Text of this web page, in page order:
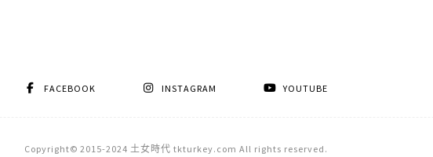
FACEBOOK INSTAGRAM YOUTUBE
Copyright© 2015-2024 土女時代 tkturkey.com All rights reserved.